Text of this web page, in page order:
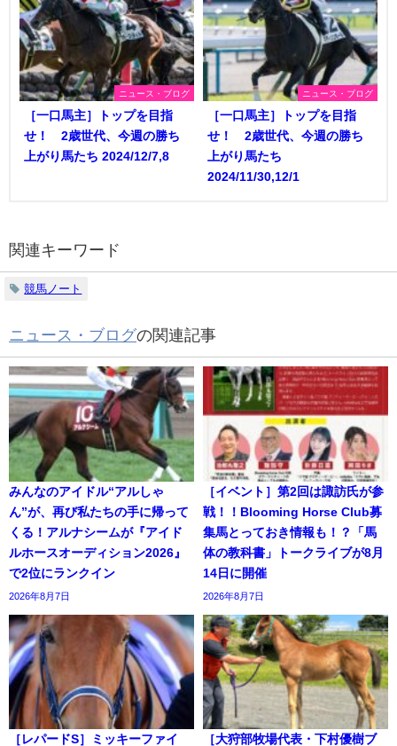
ニュース・ブログ
［一口馬主］トップを目指
せ！ 2歳世代、今週の勝ち
上がり馬たち 2024/12/7,8
ニュース・ブログ
［一口馬主］トップを目指
せ！ 2歳世代、今週の勝ち
上がり馬たち
2024/11/30,12/1
関連キーワード
競馬ノート
ニュース・ブログの関連記事
みんなのアイドル“アルしゃ
ん”が、再び私たちの手に帰って
くる！アルナシームが『アイド
ルホースオーディション2026』
で2位にランクイン
2026年8月7日
［イベント］第2回は諏訪氏が参
戦！！Blooming Horse Club募
集馬とっておき情報も！？「馬
体の教科書」トークライブが8月
14日に開催
2026年8月7日
［レパードS］ミッキーファイ
［大狩部牧場代表・下村優樹ブ